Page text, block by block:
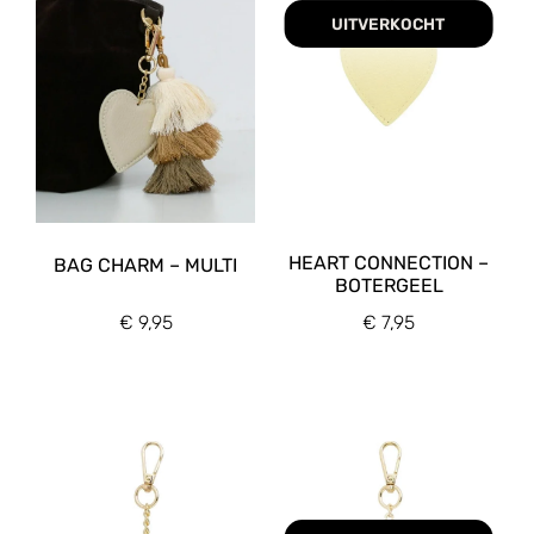
BAG CHARM – MULTI
€ 9,95
UITVERKOCHT
HEART CONNECTION –
BOTERGEEL
€ 7,95
Kleur accessoires